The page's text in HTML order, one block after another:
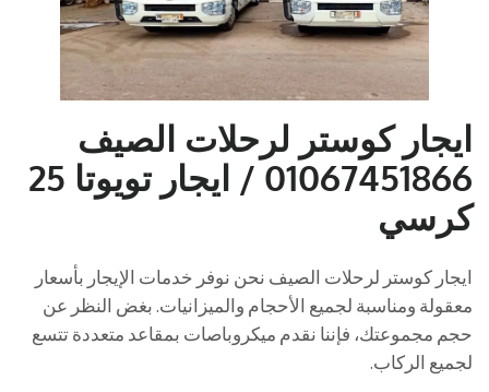
ايجار كوستر لرحلات الصيف
01067451866 / ايجار تويوتا 25
كرسي
ايجار كوستر لرحلات الصيف نحن نوفر خدمات الإيجار بأسعار
معقولة ومناسبة لجميع الأحجام والميزانيات. بغض النظر عن
حجم مجموعتك، فإننا نقدم ميكروباصات بمقاعد متعددة تتسع
لجميع الركاب.